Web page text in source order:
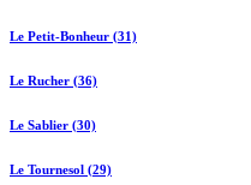
Le Petit-Bonheur (31)
Le Rucher (36)
Le Sablier (30)
Le Tournesol (29)